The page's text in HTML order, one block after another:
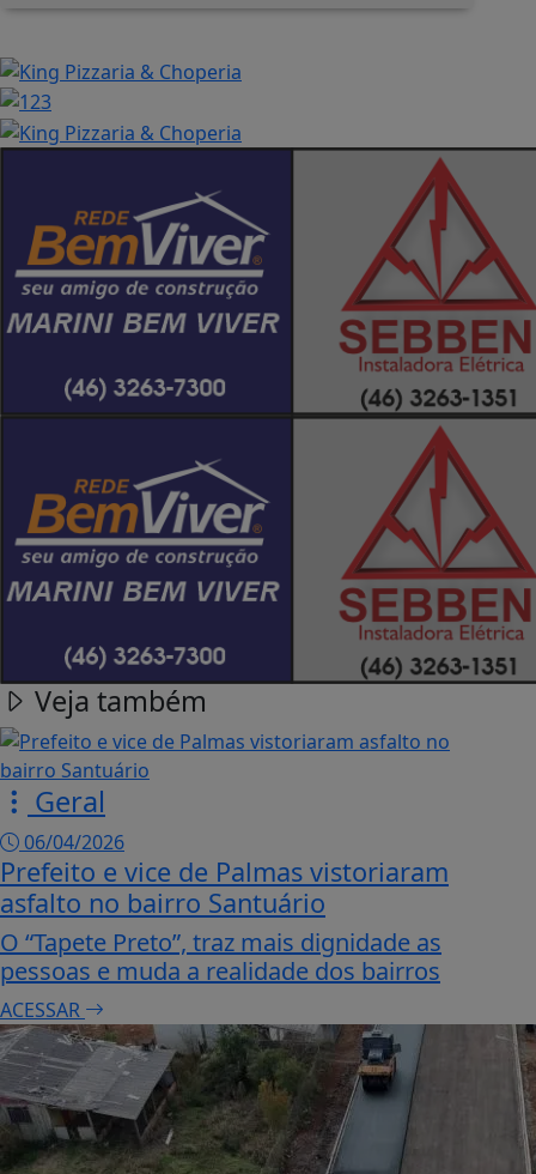
Veja também
Geral
06/04/2026
Prefeito e vice de Palmas vistoriaram
asfalto no bairro Santuário
O “Tapete Preto”, traz mais dignidade as
pessoas e muda a realidade dos bairros
ACESSAR